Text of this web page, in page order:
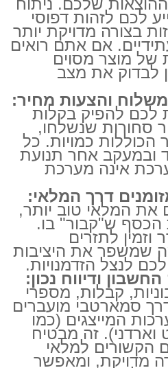
שלכם. ניתוח
לכם לזהות דפוסי
בצורה מדויקת יותר
אם אתם רואים
של מוצר מסוים
לבדוק את מצב
והצעות מחיר:
להפיק בקלות
סחורות שנשלחו,
הכוללות כמויות. כל
ובמעקב אחר תנועת
אינה מערכת
דרך המלאי:
המלאי טוב יותר,
ש"קבור" בו.
לתזרים
שמשפר את היציבות
לנצל הזדמנויות.
ודיווח נכון:
קבלות, מספרי
סמארטבי מועברים
המייצגים (כמו
וארדני). זה מבטיח
הקשורים למלאי
מדויקת, ומאפשר